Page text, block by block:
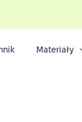
Materiały